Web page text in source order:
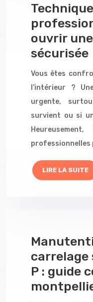
ouvrir
sécurisée
Vous êtes
l’intérieur ?
urgente,
survient ou si
professionnelles
LIRE LA SUITE
P : guide